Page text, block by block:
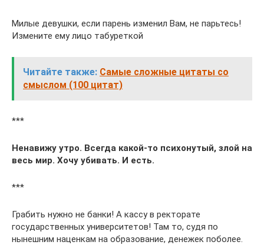
Милые девушки, если парень изменил Вам, не парьтесь!
Измените ему лицо табуреткой
Читайте также: Самые сложные цитаты со
смыслом (100 цитат)
***
Ненавижу утро. Всегда какой-то психонутый, злой на
весь мир. Хочу убивать. И есть.
***
Грабить нужно не банки! А кассу в ректорате
государственных университетов! Там то, судя по
нынешним наценкам на образование, денежек поболее.